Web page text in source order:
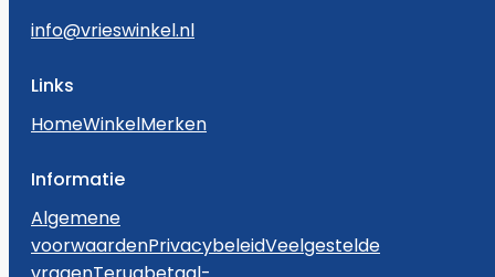
info@vrieswinkel.nl
Links
HomeWinkelMerken
Informatie
Algemene
voorwaardenPrivacybeleidVeelgestelde